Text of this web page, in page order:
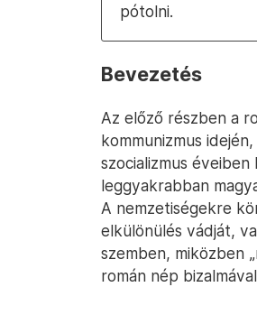
pótolni.
Bevezetés
Az előző részben a
kommunizmus
szocializmus
leggyakrabban
A nemzetiségekre
elkülönülés vádját,
szemben, miközben
román nép